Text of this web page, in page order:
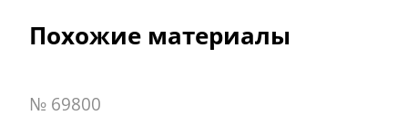
Похожие материалы
№ 69800